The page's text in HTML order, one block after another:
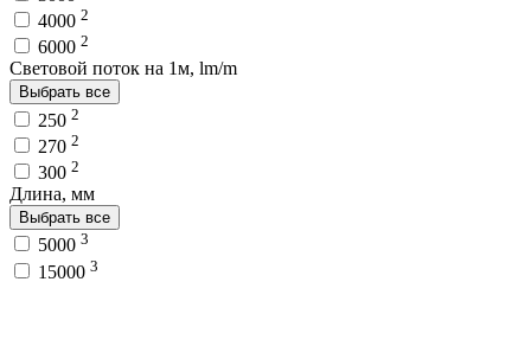
4000 2
6000 2
Световой поток на 1м, lm/m
Выбрать все
250 2
270 2
300 2
Длина, мм
Выбрать все
5000 3
15000 3